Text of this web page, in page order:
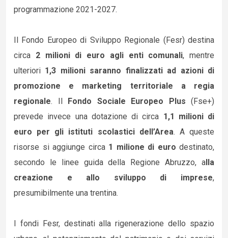
programmazione 2021-2027.
Il Fondo Europeo di Sviluppo Regionale (Fesr) destina
circa 2 milioni di euro agli enti comunali, mentre
ulteriori 1,3 milioni saranno finalizzati ad azioni di
promozione e marketing territoriale a regia
regionale. Il Fondo Sociale Europeo Plus (Fse+)
prevede invece una dotazione di circa 1,1 milioni di
euro per gli istituti scolastici dell’Area. A queste
risorse si aggiunge circa1 milione di euro destinato,
secondo le linee guida della Regione Abruzzo, alla
creazione e allo sviluppo di imprese,
presumibilmente una trentina.
I fondi Fesr, destinati alla rigenerazione dello spazio